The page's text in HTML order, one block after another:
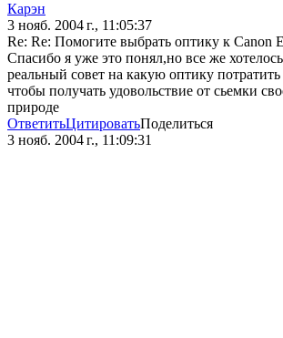
Карэн
3 нояб. 2004 г., 11:05:37
Re: Re: Помогите выбрать оптику к Canon
Спасибо я уже это понял,но все же
реальный совет на какую оптику потратить
чтобы получать удовольствие от сьемки
природе
ОтветитьЦитироватьПоделиться
3 нояб. 2004 г., 11:09:31